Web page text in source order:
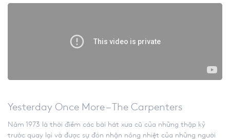
Yesterday Once More – The Carpenters
Năm 1973 là thời điểm các bài hát xưa cũ của những thập kỷ
trước quay lại và được sự đón nhận nồng nhiệt của những người